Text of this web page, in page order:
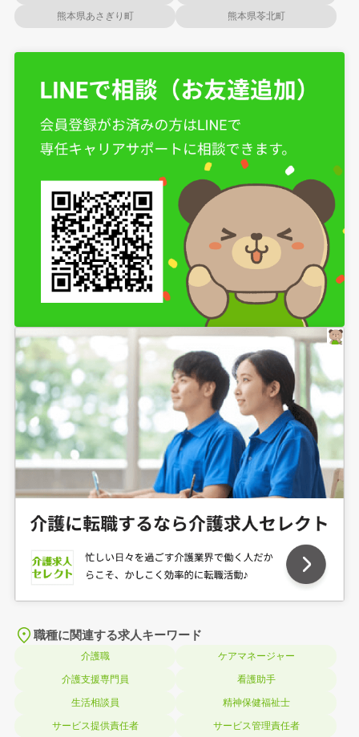
熊本県あさぎり町 熊本県苓北町
職種に関連する求人キーワード
介護職 ケアマネージャー
介護支援専門員 看護助手
生活相談員 精神保健福祉士
サービス提供責任者 サービス管理責任者